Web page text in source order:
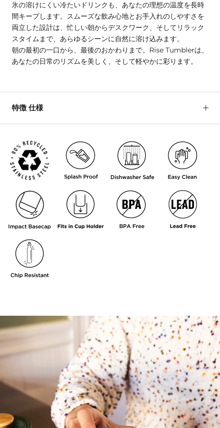
氷の溶けにくい冷たいドリンクも、あなたの理想の温度を長時
間キープします。スムーズな飲み心地とお手入れのしやすさを
両立した設計は、忙しい朝からデスクワーク、そしてリラック
スタイムまで、あらゆるシーンに自然に溶け込みます。
朝の最初の一口から、最後のおかわりまで。Rise Tumblerは、
あなたの日常のリズムを美しく、そして軽やかに彩ります。
特徴 仕様